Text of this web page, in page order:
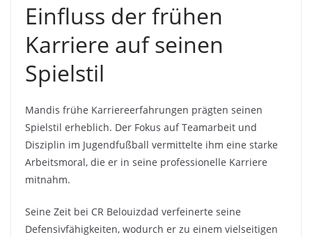
Einfluss der frühen
Karriere auf seinen
Spielstil
Mandis frühe Karriereerfahrungen prägten seinen
Spielstil erheblich. Der Fokus auf Teamarbeit und
Disziplin im Jugendfußball vermittelte ihm eine starke
Arbeitsmoral, die er in seine professionelle Karriere
mitnahm.
Seine Zeit bei CR Belouizdad verfeinerte seine
Defensivfähigkeiten, wodurch er zu einem vielseitigen